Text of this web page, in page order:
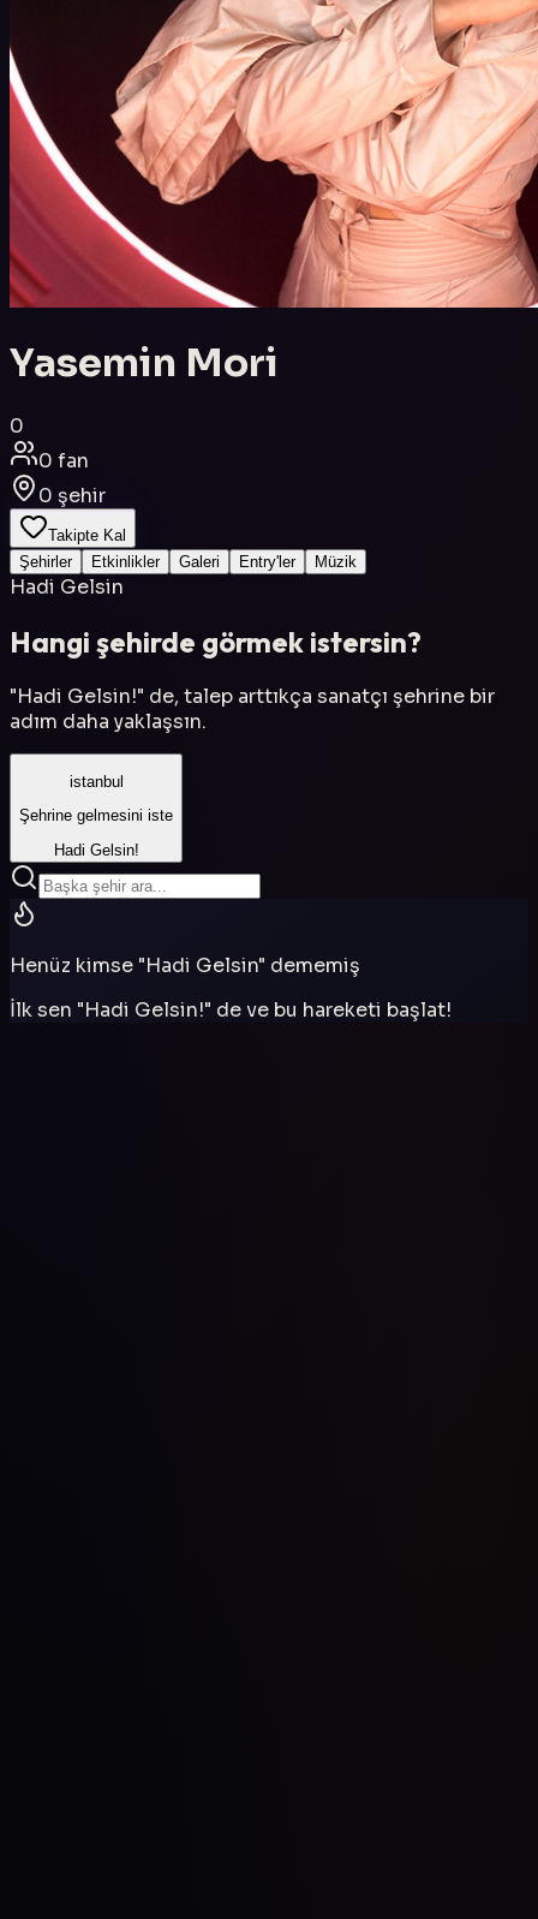
Yasemin Mori
0
0 fan
0 şehir
Takipte Kal
Şehirler
Etkinlikler Galeri Entry'ler Müzik
Hadi Gelsin
Hangi şehirde görmek istersin?
"Hadi Gelsin!" de, talep arttıkça sanatçı şehrine bir
adım daha yaklaşsın.
istanbul
Şehrine gelmesini iste
Hadi Gelsin!
Henüz kimse "Hadi Gelsin" dememiş
İlk sen "Hadi Gelsin!" de ve bu hareketi başlat!